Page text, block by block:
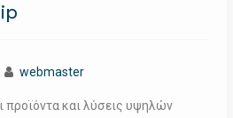
webmaster
προϊόντα και λύσεις υψηλών